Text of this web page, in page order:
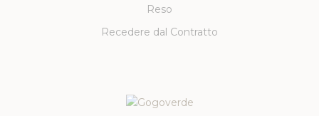
Reso
Recedere dal Contratto